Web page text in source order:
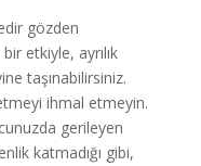
gözden
etkiyle, ayrılık
taşınabilirsiniz.
ihmal etmeyin.
gerileyen
katmadığı gibi,